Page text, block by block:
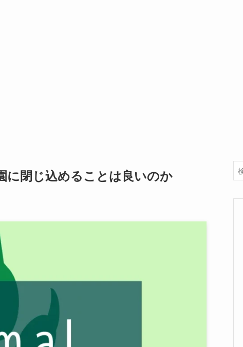
に閉じ込めることは良いのか